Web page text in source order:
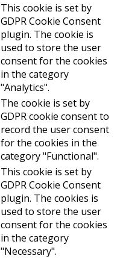
This cookie is set by
GDPR Cookie Consent
plugin. The cookie is
used to store the user
consent for the cookies
in the category
"Analytics".
The cookie is set by
GDPR cookie consent to
record the user consent
for the cookies in the
category "Functional".
This cookie is set by
GDPR Cookie Consent
plugin. The cookies is
used to store the user
consent for the cookies
in the category
"Necessary".